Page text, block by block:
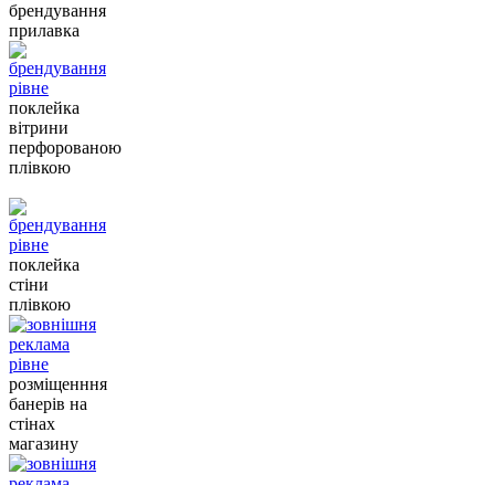
брендування
прилавка
поклейка
вітрини
перфорованою
плівкою
поклейка
стіни
плівкою
розміщенння
банерів на
стінах
магазину